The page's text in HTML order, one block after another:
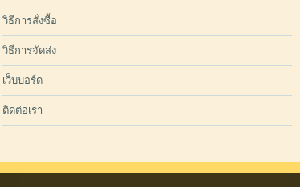
วิธีการสั่งซื้อ
วิธีการจัดส่ง
เว็บบอร์ด
ติดต่อเรา